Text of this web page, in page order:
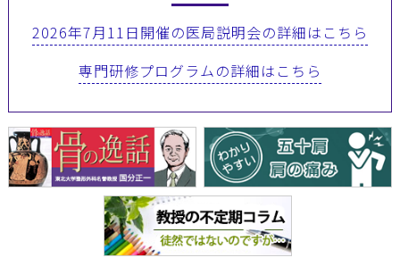
2026年7月11日開催の医局説明会の詳細はこちら
専門研修プログラムの詳細はこちら